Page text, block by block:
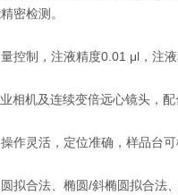
密检测。
控制，注液精度0.01 μl，注液
相机及连续变倍远心镜头，
作灵活，定位准确，样品台可
拟合法、椭圆/斜椭圆拟合法